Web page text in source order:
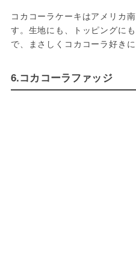
コカコーラケーキはアメリカ
す。生地にも、トッピングに
で、まさしくコカコーラ好き
6.コカコーラファッジ